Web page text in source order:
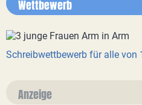
Wettbewerb
Schreibwettbewerb für alle von
Anzeige